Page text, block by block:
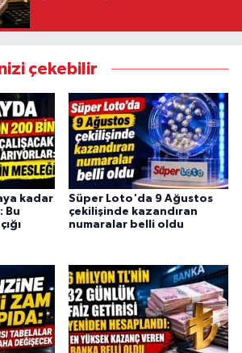
çekebilir
kadar
Bu
Süper Loto'da 9 Ağustos
çekilişinde kazandıran
numaralar belli oldu